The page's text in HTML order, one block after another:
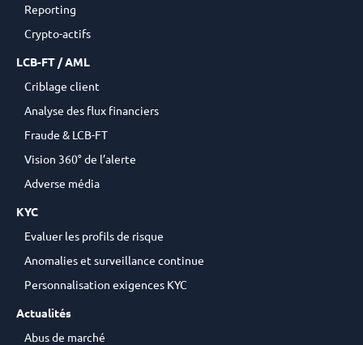
Reporting
Crypto-actifs
LCB-FT / AML
Criblage client
Analyse des flux financiers
Fraude & LCB-FT
Vision 360° de l’alerte
Adverse média
KYC
Evaluer les profils de risque
Anomalies et surveillance continue
Personnalisation exigences KYC
Actualités
Abus de marché